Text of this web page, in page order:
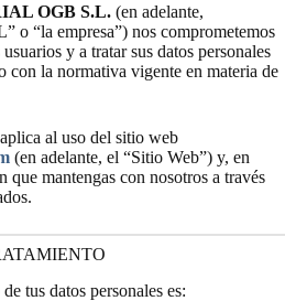
OGB S.L. (en adelante,
“la empresa”) nos comprometemos
y a tratar sus datos personales
con la normativa vigente en materia de
al uso del sitio web
(en adelante, el “Sitio Web”) y, en
que mantengas con nosotros a través
tus datos personales es: